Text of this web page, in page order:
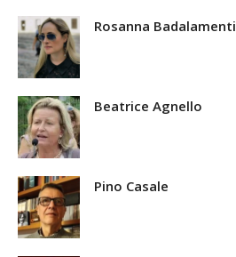
Rosanna Badalamenti
Beatrice Agnello
Pino Casale